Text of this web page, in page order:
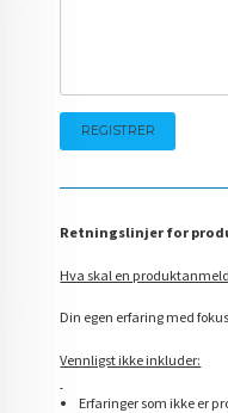
Retningslinjer for
Hva skal en
Din egen erfaring med
Vennligst ikke inkluder:
Erfaringer som ikke er